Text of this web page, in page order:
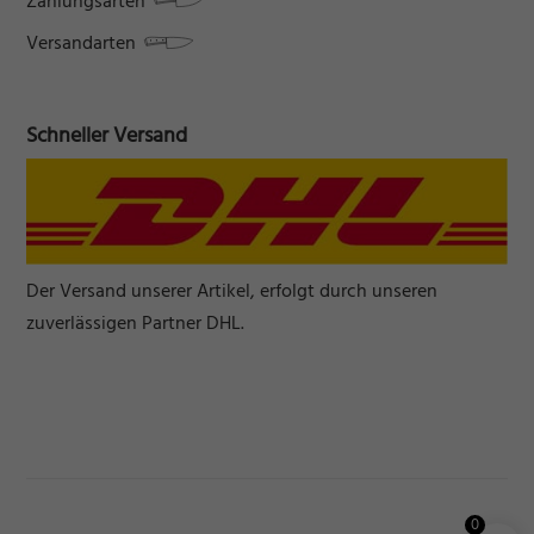
Versandarten
Schneller Versand
Der Versand unserer Artikel, erfolgt durch unseren
zuverlässigen Partner DHL.
0